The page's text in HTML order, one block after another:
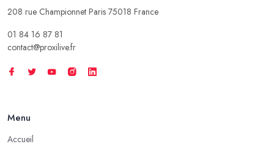
208 rue Championnet Paris 75018 France
01 84 16 87 81
contact@proxilive.fr
Menu
Accueil